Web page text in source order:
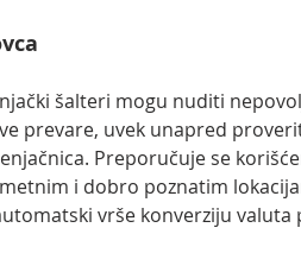
šalteri mogu nuditi
prevare, uvek unapred
Preporučuje se
i dobro poznatim
vrše konverziju